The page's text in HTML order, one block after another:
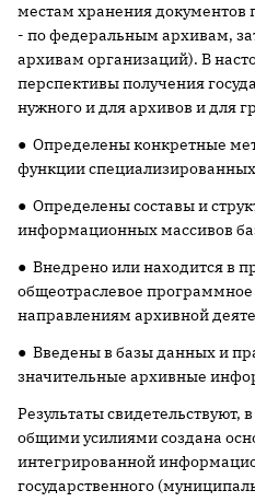
местам хранения документов
- по федеральным архивам,
архивам организаций). В
перспективы получения
нужного и для архивов и для
● Определены конкретные
функции
● Определены составы и
информационных массивов
● Внедрено или находится в
общеотраслевое
направлениям архивной
● Введены в базы данных и
значительные архивные
Результаты свидетельствуют,
общими усилиями создана
интегрированной
государственного